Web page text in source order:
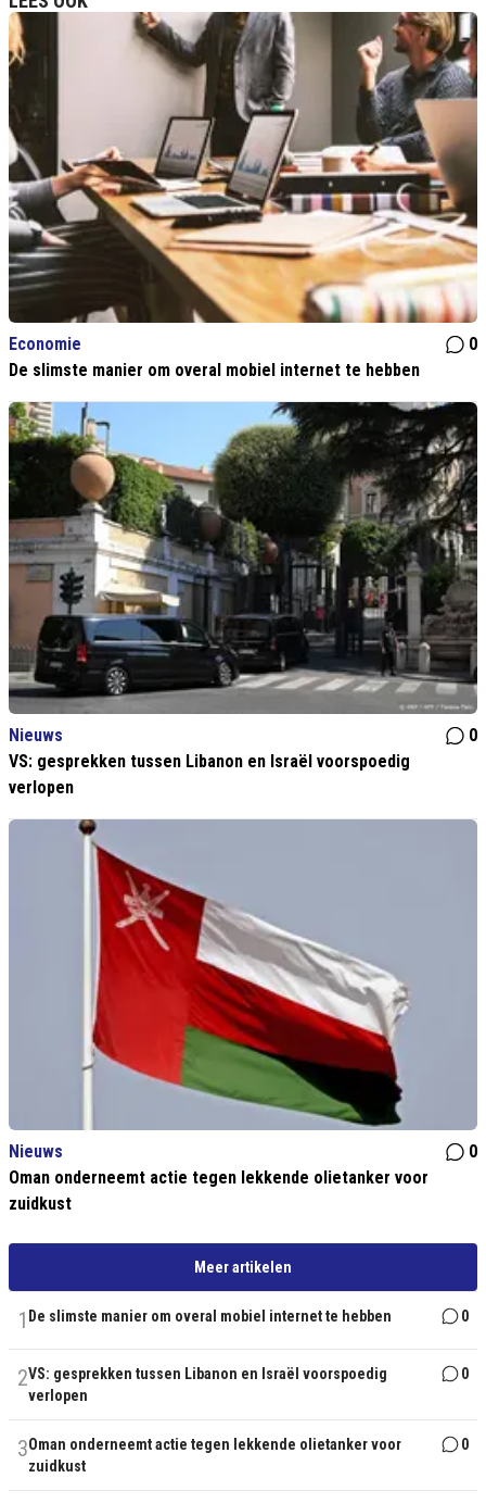
Economie
0
De slimste manier om overal mobiel internet te hebben
Nieuws
0
VS: gesprekken tussen Libanon en Israël voorspoedig
verlopen
Nieuws
0
Oman onderneemt actie tegen lekkende olietanker voor
zuidkust
Meer artikelen
1 De slimste manier om overal mobiel internet te hebben 0
2VS: gesprekken tussen Libanon en Israël voorspoedig
verlopen
0
3Oman onderneemt actie tegen lekkende olietanker voor
zuidkust
0